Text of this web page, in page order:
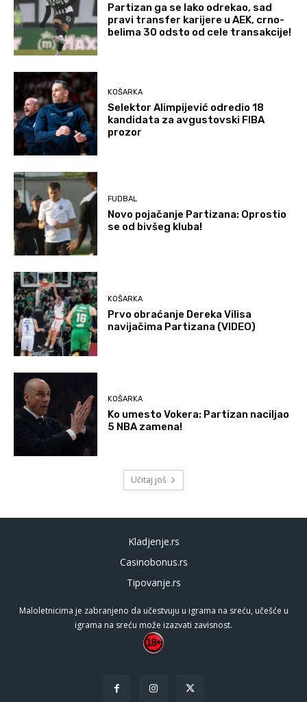
Partizan ga se lako odrekao, sad
pravi transfer karijere u AEK, crno-
belima 30 odsto od cele transakcije!
KOŠARKA
Selektor Alimpijević odredio 18
kandidata za avgustovski FIBA
prozor
FUDBAL
Novo pojačanje Partizana: Oprostio
se od bivšeg kluba!
KOŠARKA
Prvo obraćanje Dereka Vilisa
navijačima Partizana (VIDEO)
KOŠARKA
Ko umesto Vokera: Partizan naciljao
5 NBA zamena!
Učitaj još
Kladjenje.rs
Casinobonus.rs
Tipovanje.rs
Maloletnicima je zabranjeno da učestvuju u igrama na sreću, učešće u
igrama na sreću može izazvati zavisnost.